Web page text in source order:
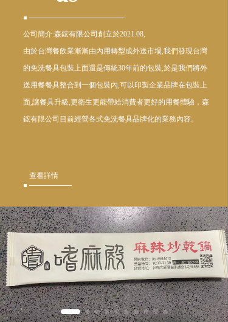
公司簡介:森鋐有限公司創立於2021.08,
由於台灣餐飲業漸漸由內用轉型成外送市場,我們發現台灣
的免洗餐具包裝上面還是傳統30年前的包裝,於是我們將外
送用餐餐具整合到一個包裝內,可以印製企業品牌在包裝上
面,讓餐具升級,更衛生更能帶給消費者更好的用餐體驗，森
鋐有限公司目前經營各式免洗餐具品牌化的業務內容。
查看詳情